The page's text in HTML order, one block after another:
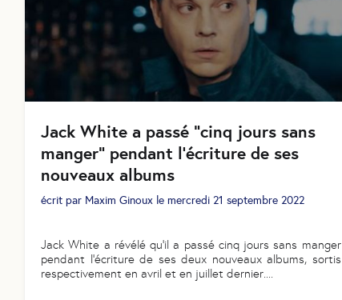
Jack White a passé "cinq jours sans
manger" pendant l'écriture de ses
nouveaux albums
écrit par Maxim Ginoux le mercredi 21 septembre 2022
Jack White a révélé qu'il a passé cinq jours sans manger
pendant l'écriture de ses deux nouveaux albums, sortis
respectivement en avril et en juillet dernier....